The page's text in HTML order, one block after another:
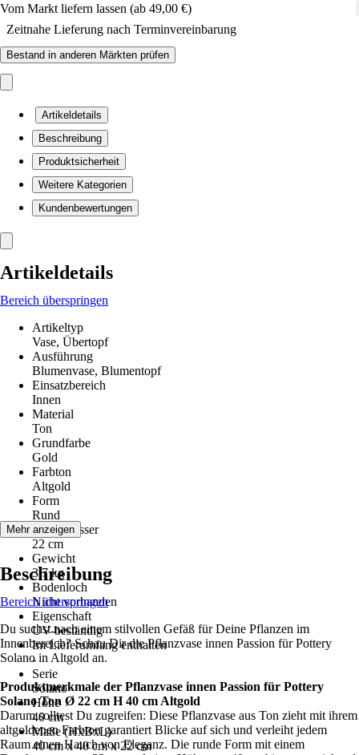
Vom Markt liefern lassen (ab 49,00 €)
Zeitnahe Lieferung nach Terminvereinbarung
Bestand in anderen Märkten prüfen
Artikeldetails
Beschreibung
Produktsicherheit
Weitere Kategorien
Kundenbewertungen
Artikeldetails
Bereich überspringen
Artikeltyp
Vase, Übertopf
Ausführung
Blumenvase, Blumentopf
Einsatzbereich
Innen
Material
Ton
Grundfarbe
Gold
Farbton
Altgold
Form
Rund
Durchmesser
22 cm
Gewicht
3,7 kg
Bodenloch
Nicht vorhanden
Eigenschaft
UV-beständig
Im Lieferumfang enthalten
-
Serie
Solano
Höhe
40 cm
Maße (HxBxL)
40 cm x 40 cm x 22 cm
Mehr anzeigen
Beschreibung
Bereich überspringen
Du suchst nach einem stilvollen Gefäß für Deine Pflanzen im
Innenbereich? Schau Dir die Pflanzvase innen Passion für Pottery
Solano in Altgold an.
Produktmerkmale der Pflanzvase innen Passion für Pottery
Solano Ton Ø 22 cm H 40 cm Altgold
Darum solltest Du zugreifen: Diese Pflanzvase aus Ton zieht mit ihrem
altgoldenen Farbton garantiert Blicke auf sich und verleiht jedem
Raum einen Hauch von Eleganz. Die runde Form mit einem